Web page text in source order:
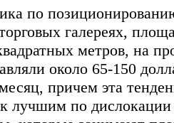
по
галереях,
метров, на
около 65-150
причем эта
лучшим по